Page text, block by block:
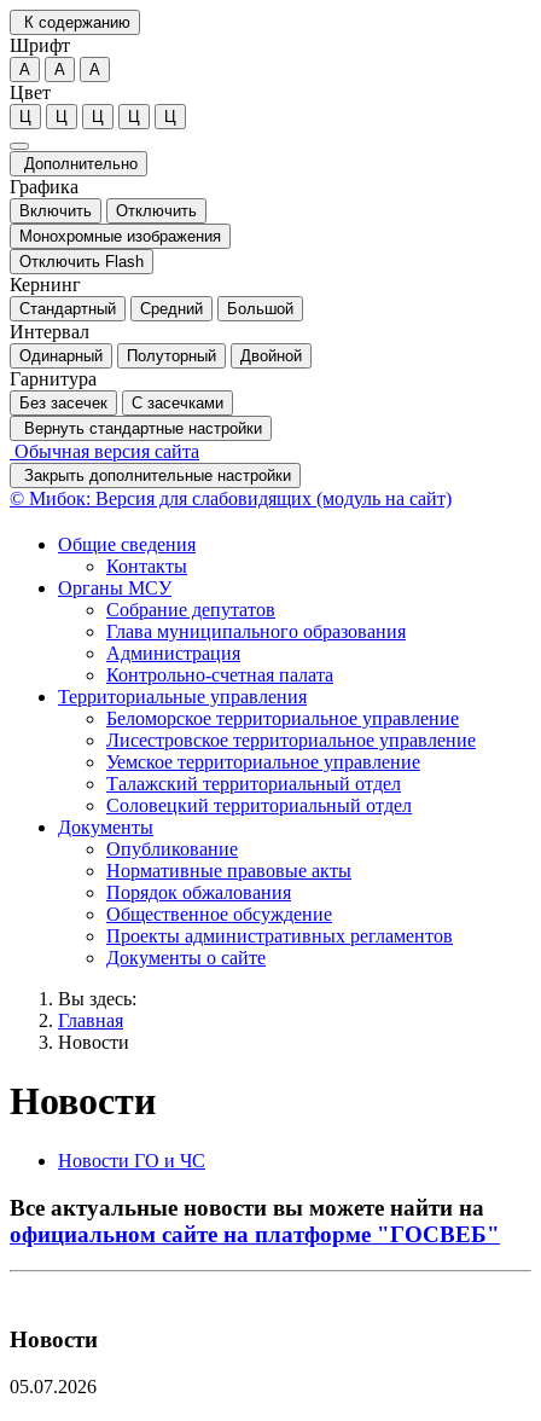
К содержанию
Шрифт
А А А
Цвет
Ц Ц Ц Ц Ц
Дополнительно
Графика
Включить
Отключить
Монохромные изображения
Отключить Flash
Кернинг
Стандартный Средний Большой
Интервал
Одинарный Полуторный Двойной
Гарнитура
Без засечек
С засечками
Вернуть стандартные настройки
Обычная версия сайта
Закрыть дополнительные настройки
© Мибок: Версия для слабовидящих (модуль на сайт)
Общие сведения
Контакты
Органы МСУ
Собрание депутатов
Глава муниципального образования
Администрация
Контрольно-счетная палата
Территориальные управления
Беломорское территориальное управление
Лисестровское территориальное управление
Уемское территориальное управление
Талажский территориальный отдел
Соловецкий территориальный отдел
Документы
Опубликование
Нормативные правовые акты
Порядок обжалования
Общественное обсуждение
Проекты административных регламентов
Документы о сайте
Вы здесь:
Главная
Новости
Новости
Новости ГО и ЧС
Все актуальные новости вы можете найти на
официальном сайте на платформе "ГОСВЕБ"
Новости
05.07.2026